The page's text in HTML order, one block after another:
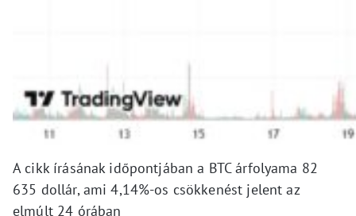
A cikk írásának időpontjában a BTC árfolyama 82
635 dollár, ami 4,14%-os csökkenést jelent az
elmúlt 24 órában